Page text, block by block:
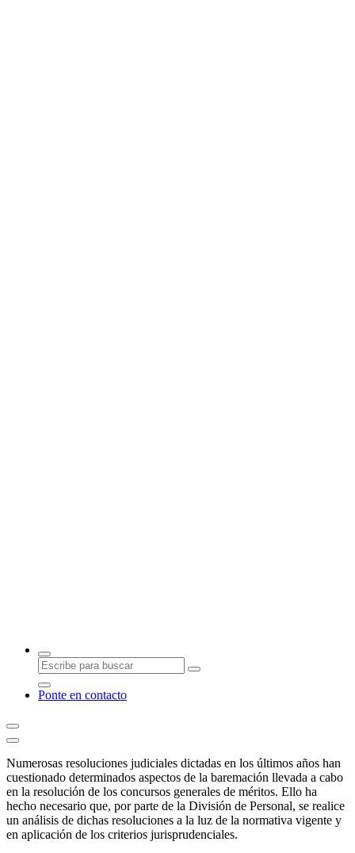
Ponte en contacto
Numerosas resoluciones judiciales dictadas en los últimos años han
cuestionado determinados aspectos de la baremación llevada a cabo
en la resolución de los concursos generales de méritos. Ello ha
hecho necesario que, por parte de la División de Personal, se realice
un análisis de dichas resoluciones a la luz de la normativa vigente y
en aplicación de los criterios jurisprudenciales.